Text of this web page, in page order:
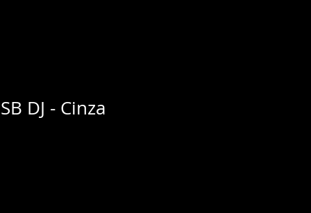
DJ - Cinza